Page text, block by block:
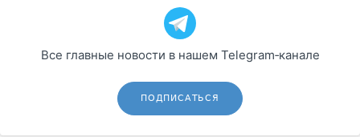
Все главные новости в нашем Telegram‑канале
ПОДПИСАТЬСЯ